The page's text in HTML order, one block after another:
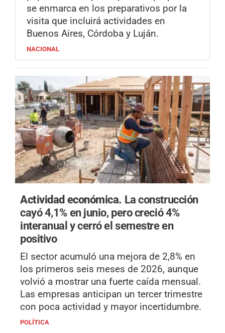
se enmarca en los preparativos por la
visita que incluirá actividades en
Buenos Aires, Córdoba y Luján.
NACIONAL
Actividad económica. La construcción
cayó 4,1% en junio, pero creció 4%
interanual y cerró el semestre en
positivo
El sector acumuló una mejora de 2,8% en
los primeros seis meses de 2026, aunque
volvió a mostrar una fuerte caída mensual.
Las empresas anticipan un tercer trimestre
con poca actividad y mayor incertidumbre.
POLÍTICA